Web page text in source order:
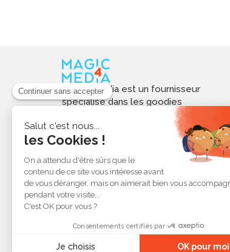
Magic4media est un fournisseur
spécialisé dans les goodies
personnalisés et objets publicitaires
pour les entreprises. Nous
sélectionnons des produits utiles,
tendances et responsables pour
valoriser votre image de marque,
soutenir vos actions de
communication et réussir vos
opérations événementielles,